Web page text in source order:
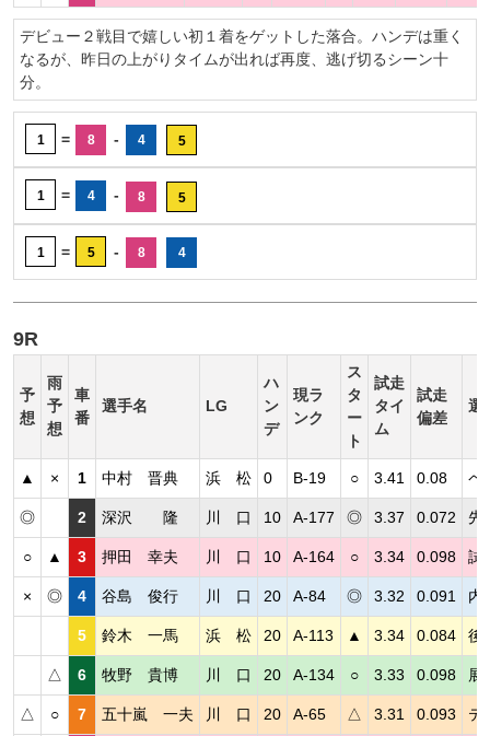
デビュー２戦目で嬉しい初１着をゲットした落合。ハンデは重く
なるが、昨日の上がりタイムが出れば再度、逃げ切るシーン十
分。
1 = 8 - 4 5
1 = 4 - 8 5
1 = 5 - 8 4
9R
予
想
雨
予
想
車
番
選手名 LG
ハ
ン
デ
現ラ
ンク
ス
タ
ー
ト
試走
タイ
ム
試走
偏差
選
▲ × 1 中村 晋典 浜 松 0 B-19 ○ 3.41 0.08 ペ
◎ 2 深沢 隆 川 口 10 A-177 ◎ 3.37 0.072 先
○ ▲ 3 押田 幸夫 川 口 10 A-164 ○ 3.34 0.098 試
× ◎ 4 谷島 俊行 川 口 20 A-84 ◎ 3.32 0.091 内
5 鈴木 一馬 浜 松 20 A-113 ▲ 3.34 0.084 後
△ 6 牧野 貴博 川 口 20 A-134 ○ 3.33 0.098 展
△ ○ 7 五十嵐 一夫 川 口 20 A-65 △ 3.31 0.093 テ